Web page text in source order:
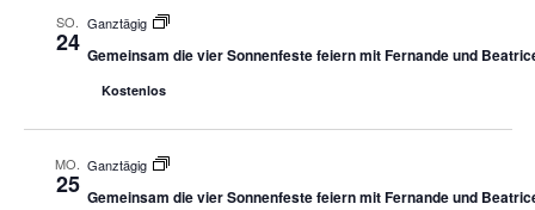
SO.
24
Ganztägig
Gemeinsam die vier Sonnenfeste feiern mit Fernande und
Kostenlos
MO.
25
Ganztägig
Gemeinsam die vier Sonnenfeste feiern mit Fernande und